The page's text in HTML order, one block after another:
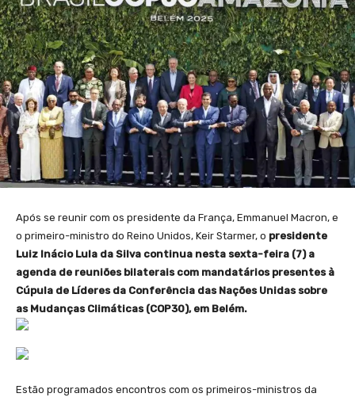
Após se reunir com os presidente da França, Emmanuel Macron, e
o primeiro-ministro do Reino Unidos, Keir Starmer, o presidente
Luiz Inácio Lula da Silva continua nesta sexta-feira (7) a
agenda de reuniões bilaterais com mandatários presentes à
Cúpula de Líderes da Conferência das Nações Unidas sobre
as Mudanças Climáticas (COP30), em Belém.
Estão programados encontros com os primeiros-ministros da